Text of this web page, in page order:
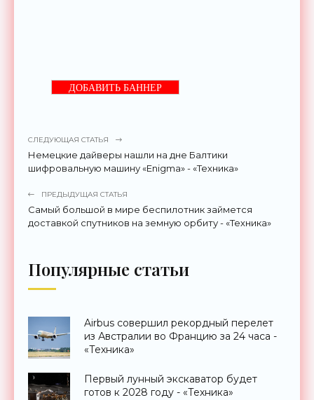
ДОБАВИТЬ БАННЕР
СЛЕДУЮЩАЯ СТАТЬЯ
Немецкие дайверы нашли на дне Балтики
шифровальную машину «Enigma» - «Техника»
ПРЕДЫДУЩАЯ СТАТЬЯ
Самый большой в мире беспилотник займется
доставкой спутников на земную орбиту - «Техника»
Популярные статьи
Airbus совершил рекордный перелет
из Австралии во Францию за 24 часа -
«Техника»
Первый лунный экскаватор будет
готов к 2028 году - «Техника»